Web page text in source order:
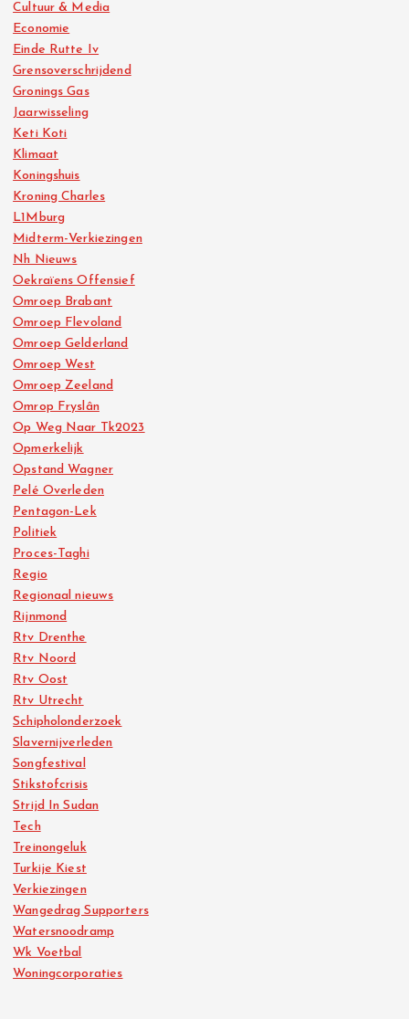
Cultuur & Media
Economie
Einde Rutte Iv
Grensoverschrijdend
Gronings Gas
Jaarwisseling
Keti Koti
Klimaat
Koningshuis
Kroning Charles
L1Mburg
Midterm-Verkiezingen
Nh Nieuws
Oekraïens Offensief
Omroep Brabant
Omroep Flevoland
Omroep Gelderland
Omroep West
Omroep Zeeland
Omrop Fryslân
Op Weg Naar Tk2023
Opmerkelijk
Opstand Wagner
Pelé Overleden
Pentagon-Lek
Politiek
Proces-Taghi
Regio
Regionaal nieuws
Rijnmond
Rtv Drenthe
Rtv Noord
Rtv Oost
Rtv Utrecht
Schipholonderzoek
Slavernijverleden
Songfestival
Stikstofcrisis
Strijd In Sudan
Tech
Treinongeluk
Turkije Kiest
Verkiezingen
Wangedrag Supporters
Watersnoodramp
Wk Voetbal
Woningcorporaties